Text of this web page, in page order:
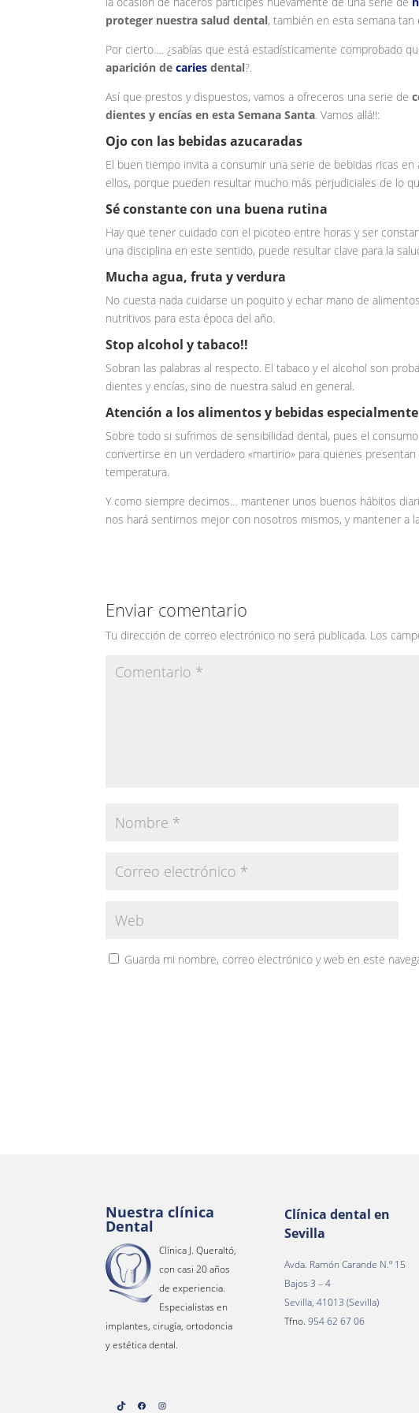
proteger nuestra salud dental, también en esta semana
Por cierto…. ¿sabías que está estadísticamente comprobado
aparición decaries dental?.
Así que prestos y dispuestos, vamos a ofreceros una serie de
dientes y encías en esta Semana Santa. Vamos allá!!:
Ojo con las bebidas azucaradas
El buen tiempo invita a consumir una serie de bebidas ricas
ellos, porque pueden resultar mucho más perjudiciales de lo
Sé constante con una buena rutina
Hay que tener cuidado con el picoteo entre horas y ser
una disciplina en este sentido, puede resultar clave para la
Mucha agua, fruta y verdura
No cuesta nada cuidarse un poquito y echar mano de
nutritivos para esta época del año.
Stop alcohol y tabaco!!
Sobran las palabras al respecto. El tabaco y el alcohol son
dientes y encías, sino de nuestra salud en general.
Atención a los alimentos y bebidas
Sobre todo si sufrimos de sensibilidad dental, pues el
convertirse en un verdadero «martirio» para quienes
temperatura.
Y como siempre decimos… mantener unos buenos hábitos
nos hará sentirnos mejor con nosotros mismos, y mantener a
Enviar comentario
Tu dirección de correo electrónico no será publicada. Los
Guarda mi nombre, correo electrónico y web en este
Nuestra clínica
Dental
Clínica J. Queraltó,
con casi 20 años
de experiencia.
Especialistas en
implantes, cirugía, ortodoncia
y estética dental.
TikTokFacebookInstagram
Clínica dental en
Sevilla
Avda. Ramón Carande N.º 15
Bajos 3 – 4
Sevilla, 41013 (Sevilla)
Tfno.954 62 67 06